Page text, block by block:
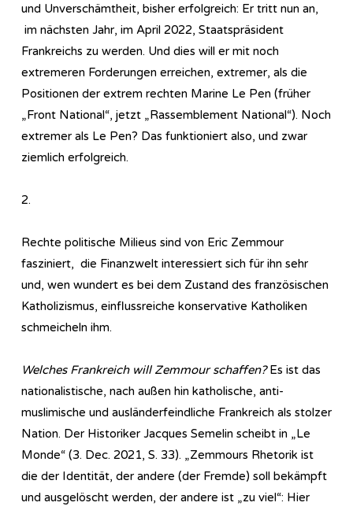
und Unverschämtheit, bisher erfolgreich: Er tritt nun an,
im nächsten Jahr, im April 2022, Staatspräsident
Frankreichs zu werden. Und dies will er mit noch
extremeren Forderungen erreichen, extremer, als die
Positionen der extrem rechten Marine Le Pen (früher
„Front National“, jetzt „Rassemblement National“). Noch
extremer als Le Pen? Das funktioniert also, und zwar
ziemlich erfolgreich.
2.
Rechte politische Milieus sind von Eric Zemmour
fasziniert, die Finanzwelt interessiert sich für ihn sehr
und, wen wundert es bei dem Zustand des französischen
Katholizismus, einflussreiche konservative Katholiken
schmeicheln ihm.
Welches Frankreich will Zemmour schaffen?Es ist das
nationalistische, nach außen hin katholische, anti-
muslimische und ausländerfeindliche Frankreich als stolzer
Nation. Der Historiker Jacques Semelin scheibt in „Le
Monde“ (3. Dec. 2021, S. 33). „Zemmours Rhetorik ist
die der Identität, der andere (der Fremde) soll bekämpft
und ausgelöscht werden, der andere ist „zu viel“: Hier